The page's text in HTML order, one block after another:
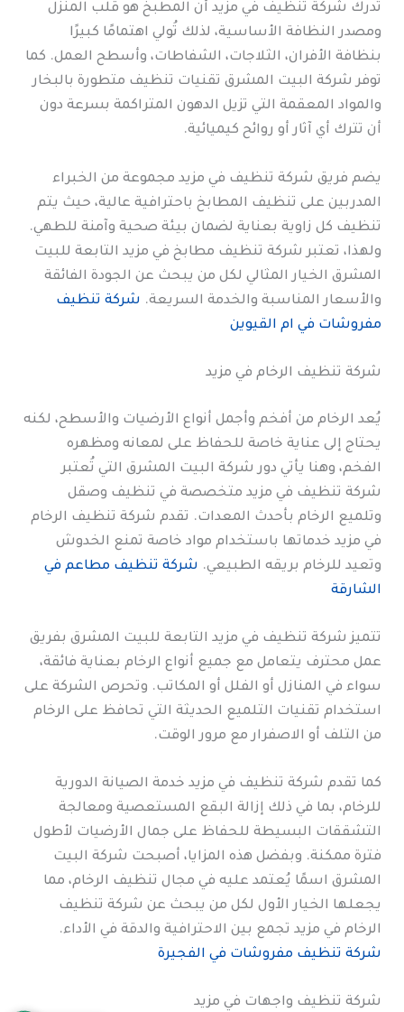
تدرك شركة تنظيف في مزيد أن المطبخ هو قلب المنزل
ومصدر النظافة الأساسية، لذلك تُولي اهتمامًا كبيرًا
بنظافة الأفران، الثلاجات، الشفاطات، وأسطح العمل. كما
توفر شركة البيت المشرق تقنيات تنظيف متطورة بالبخار
والمواد المعقمة التي تزيل الدهون المتراكمة بسرعة دون
أن تترك أي آثار أو روائح كيميائية.
يضم فريق شركة تنظيف في مزيد مجموعة من الخبراء
المدربين على تنظيف المطابخ باحترافية عالية، حيث يتم
تنظيف كل زاوية بعناية لضمان بيئة صحية وآمنة للطهي.
ولهذا، تعتبر شركة تنظيف مطابخ في مزيد التابعة للبيت
المشرق الخيار المثالي لكل من يبحث عن الجودة الفائقة
والأسعار المناسبة والخدمة السريعة. شركة تنظيف
مفروشات في ام القيوين
شركة تنظيف الرخام في مزيد
يُعد الرخام من أفخم وأجمل أنواع الأرضيات والأسطح، لكنه
يحتاج إلى عناية خاصة للحفاظ على لمعانه ومظهره
الفخم، وهنا يأتي دور شركة البيت المشرق التي تُعتبر
شركة تنظيف في مزيد متخصصة في تنظيف وصقل
وتلميع الرخام بأحدث المعدات. تقدم شركة تنظيف الرخام
في مزيد خدماتها باستخدام مواد خاصة تمنع الخدوش
وتعيد للرخام بريقه الطبيعي. شركة تنظيف مطاعم في
الشارقة
تتميز شركة تنظيف في مزيد التابعة للبيت المشرق بفريق
عمل محترف يتعامل مع جميع أنواع الرخام بعناية فائقة،
سواء في المنازل أو الفلل أو المكاتب. وتحرص الشركة على
استخدام تقنيات التلميع الحديثة التي تحافظ على الرخام
من التلف أو الاصفرار مع مرور الوقت.
كما تقدم شركة تنظيف في مزيد خدمة الصيانة الدورية
للرخام، بما في ذلك إزالة البقع المستعصية ومعالجة
التشققات البسيطة للحفاظ على جمال الأرضيات لأطول
فترة ممكنة. وبفضل هذه المزايا، أصبحت شركة البيت
المشرق اسمًا يُعتمد عليه في مجال تنظيف الرخام، مما
يجعلها الخيار الأول لكل من يبحث عن شركة تنظيف
الرخام في مزيد تجمع بين الاحترافية والدقة في الأداء.
شركة تنظيف مفروشات في الفجيرة
شركة تنظيف واجهات في مزيد